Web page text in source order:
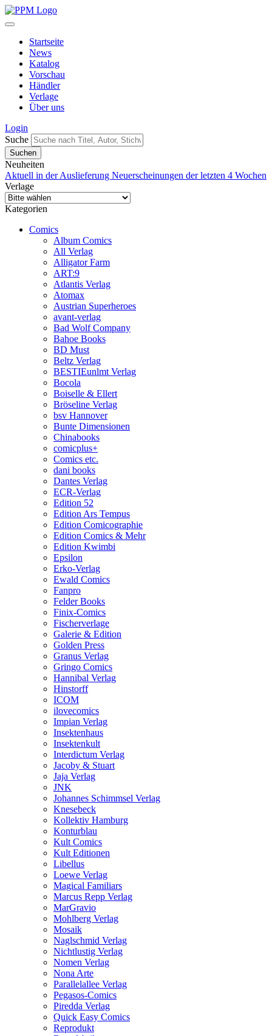
Startseite
News
Katalog
Vorschau
Händler
Verlage
Über uns
Login
Suche
Neuheiten
Aktuell in der Auslieferung Neuerscheinungen der letzten 4 Wochen
Verlage
Kategorien
Comics
Album Comics
All Verlag
Alligator Farm
ART:9
Atlantis Verlag
Atomax
Austrian Superheroes
avant-verlag
Bad Wolf Company
Bahoe Books
BD Must
Beltz Verlag
BESTIEunlmt Verlag
Bocola
Boiselle & Ellert
Bröseline Verlag
bsv Hannover
Bunte Dimensionen
Chinabooks
comicplus+
Comics etc.
dani books
Dantes Verlag
ECR-Verlag
Edition 52
Edition Ars Tempus
Edition Comicographie
Edition Comics & Mehr
Edition Kwimbi
Epsilon
Erko-Verlag
Ewald Comics
Fanpro
Felder Books
Finix-Comics
Fischerverlage
Galerie & Edition
Golden Press
Granus Verlag
Gringo Comics
Hannibal Verlag
Hinstorff
ICOM
ilovecomics
Impian Verlag
Insektenhaus
Insektenkult
Interdictum Verlag
Jacoby & Stuart
Jaja Verlag
JNK
Johannes Schimmsel Verlag
Knesebeck
Kollektiv Hamburg
Konturblau
Kult Comics
Kult Editionen
Libellus
Loewe Verlag
Magical Familiars
Marcus Repp Verlag
MarGravio
Mohlberg Verlag
Mosaik
Naglschmid Verlag
Nichtlustig Verlag
Nomen Verlag
Nona Arte
Parallelallee Verlag
Pegasos-Comics
Piredda Verlag
Quick Easy Comics
Reprodukt